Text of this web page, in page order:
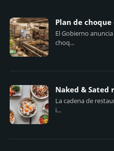
Plan de
El Gobierno
choq...
Naked & Sated
La cadena de
i...